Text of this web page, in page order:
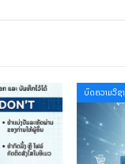
ບົດຄວາມວິຊ